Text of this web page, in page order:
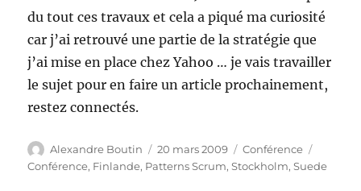
du tout ces travaux et cela a piqué ma curiosité
car j’ai retrouvé une partie de la stratégie que
j’ai mise en place chez Yahoo … je vais travailler
le sujet pour en faire un article prochainement,
restez connectés.
Auteur
Alexandre Boutin
Publié
le
20 mars 2009 Catégories
Conférence
Conférence, Finlande, Patterns Scrum,Stockholm,Suede